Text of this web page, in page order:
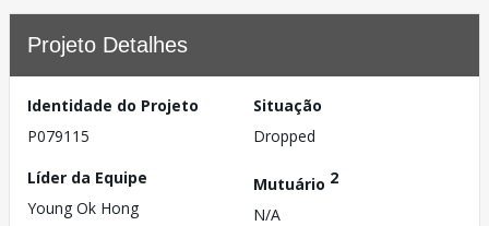
Projeto Detalhes
Identidade do Projeto
P079115
Situação
Dropped
Líder da Equipe
Young Ok Hong
Mutuário 2
N/A